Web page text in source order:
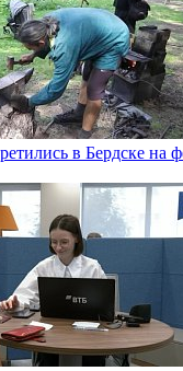
в Бердске на